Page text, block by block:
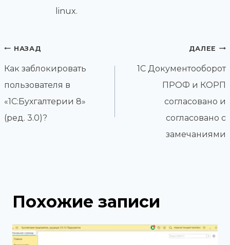
linux.
Навигация
по
записям
НАЗАД
Как заблокировать
пользователя в
«1С:Бухгалтерии 8»
(ред. 3.0)?
ДАЛЕЕ
1С Документооборот
ПРОФ и КОРП
согласовано и
согласовано с
замечаниями
Похожие записи